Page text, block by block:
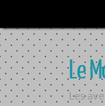
au
contenu
Le
Les